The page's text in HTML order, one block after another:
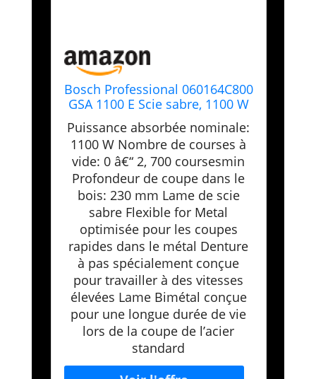
Bosch Professional 060164C800
GSA 1100 E Scie sabre, 1100 W
Coffret, Bleu + 5 pièces Lame
de scie sabre S 922 BF Flexible
for Metal (pour le métal, 150 x
19 x 0,9 mm, Accessoires scie
alternative)
Puissance absorbée nominale:
1100 W Nombre de courses à
vide: 0 â€“ 2, 700 coursesmin
Profondeur de coupe dans le
bois: 230 mm Lame de scie
sabre Flexible for Metal
optimisée pour les coupes
rapides dans le métal Denture
à pas spécialement conçue
pour travailler à des vitesses
élevées Lame Bimétal conçue
pour une longue durée de vie
lors de la coupe de l’acier
standard